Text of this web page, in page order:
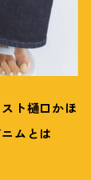
ト樋口かほ
ムとは